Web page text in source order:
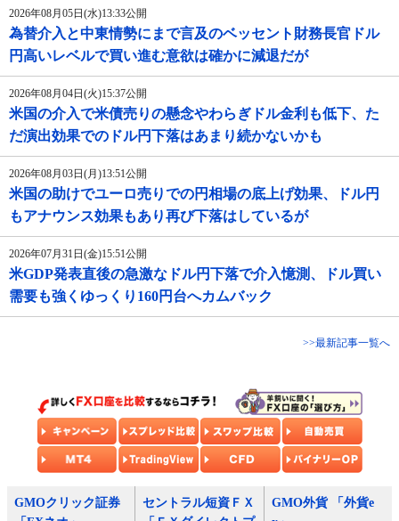
2026年08月05日(水)13:33公開
為替介入と中東情勢にまで言及のベッセント財務長官ドル
円高いレベルで買い進む意欲は確かに減退だが
2026年08月04日(火)15:37公開
米国の介入で米債売りの懸念やわらぎドル金利も低下、た
だ演出効果でのドル円下落はあまり続かないかも
2026年08月03日(月)13:51公開
米国の助けでユーロ売りでの円相場の底上げ効果、ドル円
もアナウンス効果もあり再び下落はしているが
2026年07月31日(金)15:51公開
米GDP発表直後の急激なドル円下落で介入憶測、ドル買い
需要も強くゆっくり160円台へカムバック
>>最新記事一覧へ
GMOクリック証券
セントラル短資ＦＸ
GMO外貨 「外貨e